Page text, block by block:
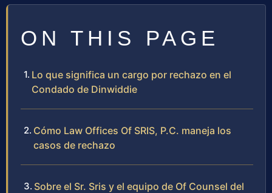
ON THIS PAGE
Lo que significa un cargo por rechazo en el
Condado de Dinwiddie
Cómo Law Offices Of SRIS, P.C. maneja los
casos de rechazo
Sobre el Sr. Sris y el equipo de Of Counsel del